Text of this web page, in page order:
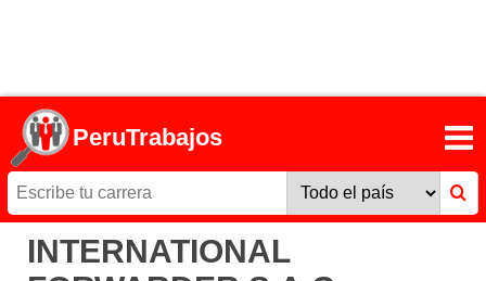
PeruTrabajos
INTERNATIONAL